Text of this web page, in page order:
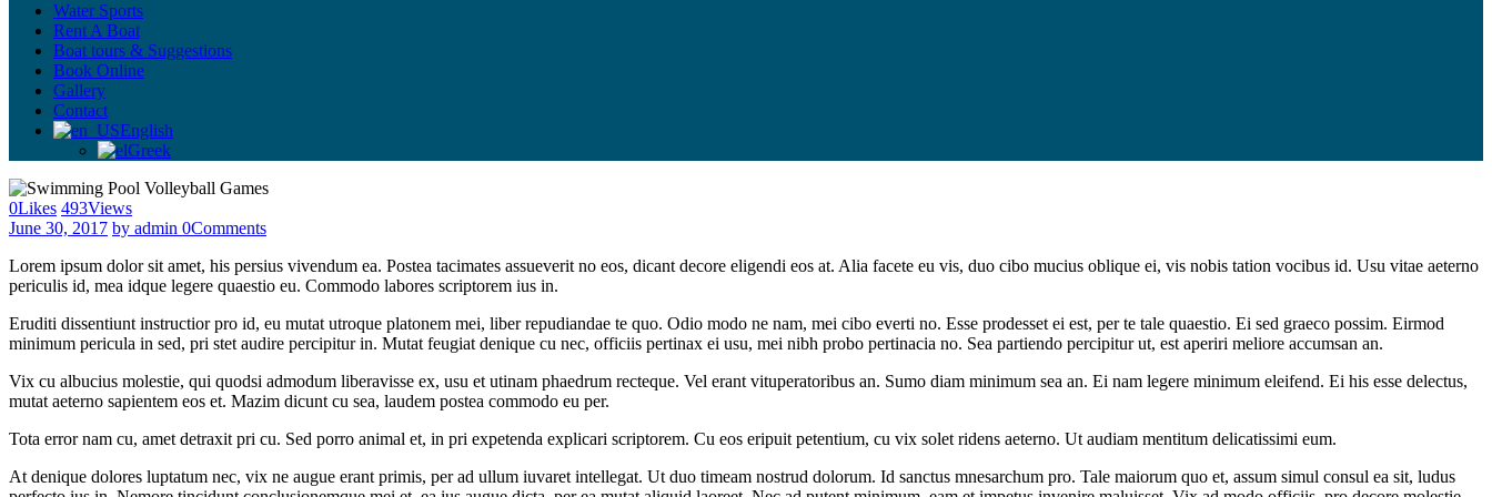
Water Sports
Rent A Boat
Boat tours & Suggestions
Book Online
Gallery
Contact
English
Greek
0Likes 493Views
June 30, 2017 by admin 0Comments
Lorem ipsum dolor sit amet, his persius vivendum ea. Postea tacimates assueverit no eos, dicant decore eligendi eos at. Alia facete eu vis, duo cibo mucius oblique ei, vis nobis tation vocibus id. Usu vitae aeterno
periculis id, mea idque legere quaestio eu. Commodo labores scriptorem ius in.
Eruditi dissentiunt instructior pro id, eu mutat utroque platonem mei, liber repudiandae te quo. Odio modo ne nam, mei cibo everti no. Esse prodesset ei est, per te tale quaestio. Ei sed graeco possim. Eirmod
minimum pericula in sed, pri stet audire percipitur in. Mutat feugiat denique cu nec, officiis pertinax ei usu, mei nibh probo pertinacia no. Sea partiendo percipitur ut, est aperiri meliore accumsan an.
Vix cu albucius molestie, qui quodsi admodum liberavisse ex, usu et utinam phaedrum recteque. Vel erant vituperatoribus an. Sumo diam minimum sea an. Ei nam legere minimum eleifend. Ei his esse delectus,
mutat aeterno sapientem eos et. Mazim dicunt cu sea, laudem postea commodo eu per.
Tota error nam cu, amet detraxit pri cu. Sed porro animal et, in pri expetenda explicari scriptorem. Cu eos eripuit petentium, cu vix solet ridens aeterno. Ut audiam mentitum delicatissimi eum.
At denique dolores luptatum nec, vix ne augue erant primis, per ad ullum iuvaret intellegat. Ut duo timeam nostrud dolorum. Id sanctus mnesarchum pro. Tale maiorum quo et, assum simul consul ea sit, ludus